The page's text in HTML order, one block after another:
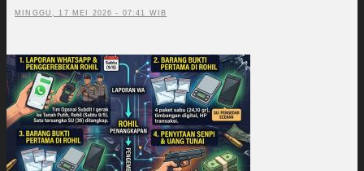
MINGGU, 17 MEI 2026 - 07:41 WIB